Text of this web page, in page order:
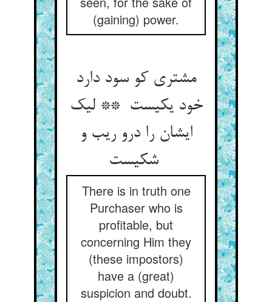
(gaining) power.
مشتری کو سود دارد
خود یکیست ** لیک
ایشان را درو ریب و
شکیست
There is in truth one
Purchaser who is
profitable, but
concerning Him they
(these impostors)
have a (great)
suspicion and doubt.